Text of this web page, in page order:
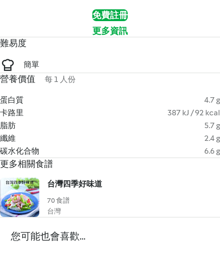
免費註冊
更多資訊
難易度
簡單
營養價值 每 1 人份
蛋白質
4.7 g
卡路里
387 kJ / 92 kcal
脂肪
5.7 g
纖維
2.4 g
碳水化合物
6.6 g
更多相關食譜
台灣四季好味道
70 食譜
台灣
您可能也會喜歡...